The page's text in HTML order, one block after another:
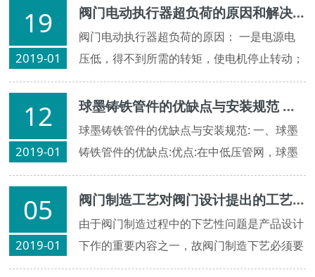
中用量较大的设备，随着行业的快速发展，核
电阀门的需求规模将不断扩大。
19
2019-01
阀门电动执行器超负荷的原因和解决方法!
阀门电动执行器超负荷的原因： 一是电源电
压低，得不到所需的转矩，使电机停止转动；
12
2019-01
球墨铸铁管件的优缺点与安装规范 球墨铸铁管件防腐处理
球墨铸铁管件的优缺点与安装规范: 一、球墨
铸铁管件的优缺点:优点:在中低压管网，球墨
铸铁管具有运行安全可靠，破损率低，施工维
修方便、快捷，防腐性能优异等。
05
2019-01
阀门制造工艺对阀门设计提出的工艺性要求
由于阀门制造过程中的下艺性问题是产品设计
下作的重要内容之一，故阀门制造下艺必须要
对阀门设计提出一此下艺性的要求。主要的下